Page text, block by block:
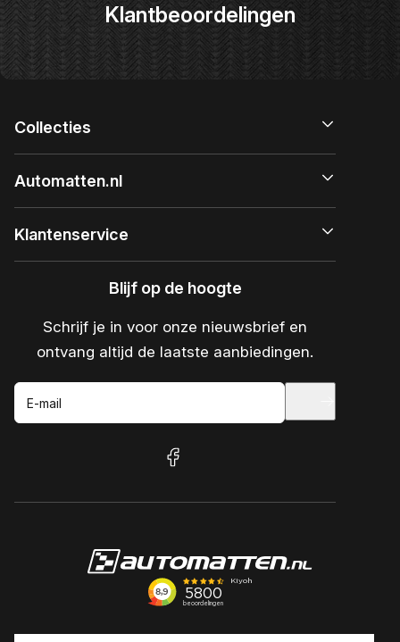
Klantbeoordelingen
Collecties
Automatten.nl
Klantenservice
Blijf op de hoogte
Schrijf je in voor onze nieuwsbrief en
ontvang altijd de laatste aanbiedingen.
E-mail
facebook